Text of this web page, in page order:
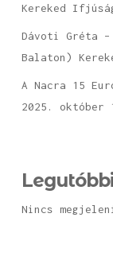
Kereked
Dávoti Gréta –
Balaton)
A Nacra 15
2025. október
Nincs